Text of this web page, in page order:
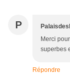
P
Merci
superbes
Répondre